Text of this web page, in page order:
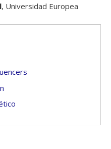
, Universidad Europea